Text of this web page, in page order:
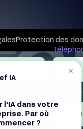
Protection des
Objectif
×
IA
l'IA dans votre
Par où
?